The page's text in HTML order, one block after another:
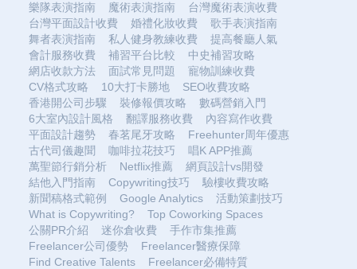
樂隊表演指南
魔術表演指南
台灣魔術表演收費
台灣平面設計收費
婚禮化妝收費
歌手表演指南
舞者表演指南
私人健身教練收費
提高餐廳人氣
會計服務收費
補習平台比較
中史補習攻略
網店收款方法
面試常見問題
寵物訓練收費
CV格式攻略
10大打卡勝地
SEO收費攻略
香港開公司步驟
裝修報價攻略
數碼營銷入門
6大室內設計風格
翻譯服務收費
內容寫作收費
平面設計趨勢
春茗尾牙攻略
Freehunter周年優惠
古代司儀趣聞
咖啡拉花技巧
唱K APP推薦
萬聖節行銷分析
Netflix推薦
網頁設計vs開發
結他入門指南
Copywriting技巧
驗樓收費攻略
新聞稿格式範例
Google Analytics
活動策劃技巧
What is Copywriting?
Top Coworking Spaces
公關PR介紹
迷你倉收費
手作市集推薦
Freelancer公司優勢
Freelancer醫療保障
Find Creative Talents
Freelancer必備特質